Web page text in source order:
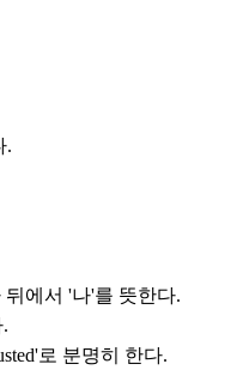
.
에서 '나'를 뜻한다.
로 분명히 한다.